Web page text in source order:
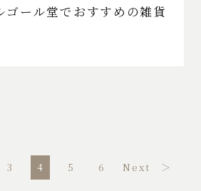
ゴール堂でおすすめの雑貨
3 4 5 6 Next ＞